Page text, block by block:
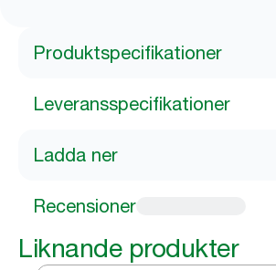
Produktspecifikationer
Leveransspecifikationer
Ladda ner
Recensioner
Liknande produkter